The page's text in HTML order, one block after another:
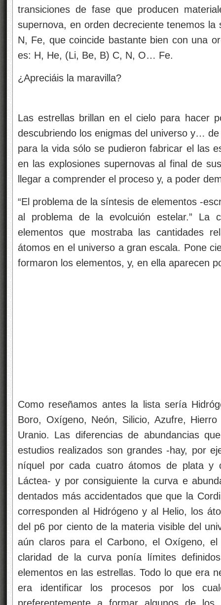
transiciones de fase que producen
supernova, en orden decreciente tenemos
N, Fe, que coincide bastante bien con una
es: H, He, (Li, Be, B) C, N, O… Fe.
¿Apreciáis la maravilla?
Las estrellas brillan en el cielo para hacer
descubriendo los enigmas del universo y…
para la vida sólo se pudieron fabricar el las
en las explosiones supernovas al final de
llegar a comprender el proceso y, a poder
“El problema de la síntesis de elementos -
al problema de la evolcuión estelar.” La
elementos que mostraba las cantidades
átomos en el universo a gran escala. Pone
formaron los elementos, y, en ella aparecen
Como reseñamos antes la lista sería
Boro, Oxígeno, Neón, Silicio, Azufre,
Uranio. Las diferencias de abundancias
estudios realizados son grandes -hay, por
níquel por cada cuatro átomos de plata y
Láctea- y por consiguiente la curva e
dentados más accidentados que que la
corresponden al Hidrógeno y al Helio, los
del p6 por ciento de la materia visible del
aún claros para el Carbono, el Oxígeno,
claridad de la curva ponía límites
elementos en las estrellas. Todo lo que era
era identificar los procesos por los